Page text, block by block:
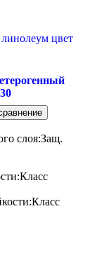
слоя:Защ.
Класс
Класс